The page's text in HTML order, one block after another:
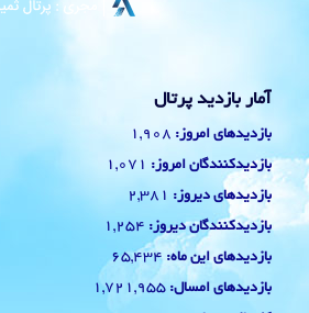
آمار بازدید پرتال
بازدیدهای امروز: 1,908
بازدیدکنندگان امروز: 1,071
بازدیدهای دیروز: 2,381
بازدیدکنندگان دیروز: 1,254
بازدیدهای این ماه: 65,434
بازدیدهای امسال: 1,721,955